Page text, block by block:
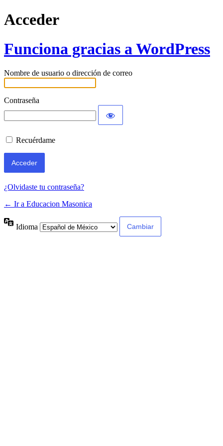
Acceder
Funciona gracias a WordPress
Nombre de usuario o dirección de correo
Contraseña
Recuérdame
¿Olvidaste tu contraseña?
← Ir a Educacion Masonica
Idioma